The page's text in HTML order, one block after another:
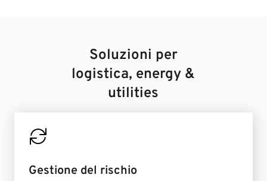
Soluzioni per
logistica, energy &
utilities
Gestione del rischio